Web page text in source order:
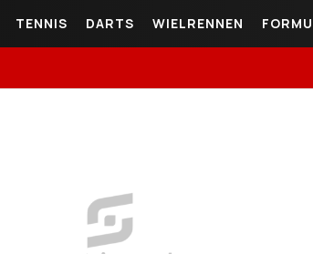
TENNIS DARTS WIELRENNEN